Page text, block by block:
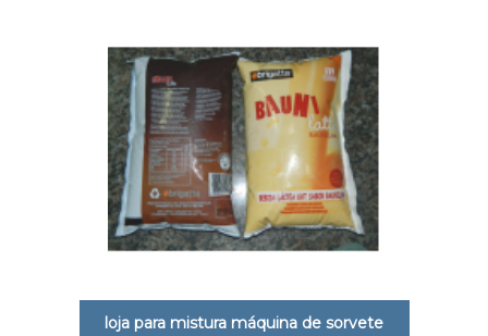
loja para mistura máquina de sorvete